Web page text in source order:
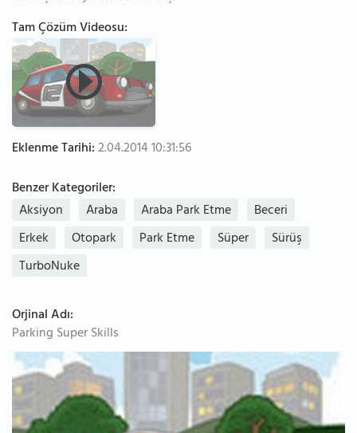
Tam Çözüm Videosu:
Eklenme Tarihi:2.04.2014 10:31:56
Benzer Kategoriler:
Aksiyon
Araba Araba Park Etme
Beceri
Erkek
Otopark Park Etme Süper
Sürüş
TurboNuke
Orjinal Adı:
Parking Super Skills